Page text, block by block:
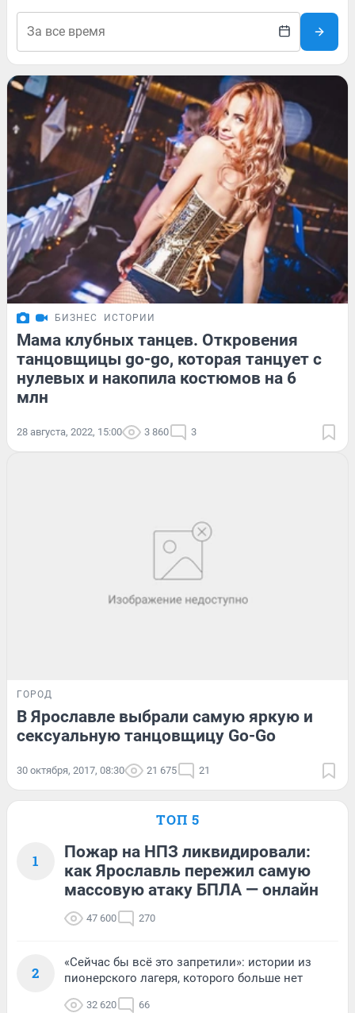
БИЗНЕС ИСТОРИИ
Мама клубных танцев. Откровения
танцовщицы go-go, которая танцует с
нулевых и накопила костюмов на 6
млн
28 августа, 2022, 15:00 3 860 3
ГОРОД
В Ярославле выбрали самую яркую и
сексуальную танцовщицу Go-Go
30 октября, 2017, 08:30 21 675 21
ТОП 5
1
Пожар на НПЗ ликвидировали:
как Ярославль пережил самую
массовую атаку БПЛА — онлайн
47 600 270
2
«Сейчас бы всё это запретили»: истории из
пионерского лагеря, которого больше нет
32 620 66